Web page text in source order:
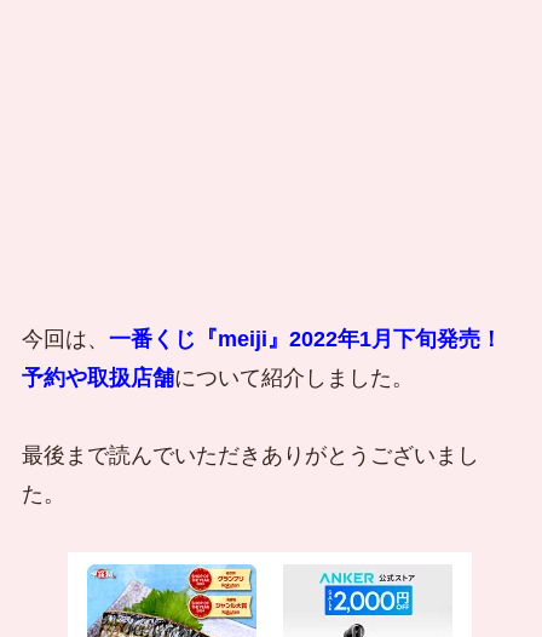
今回は、 一番くじ『meiji』2022年1月下旬発売！
予約や取扱店舗について紹介しました。
最後まで読んでいただきありがとうございまし
た。